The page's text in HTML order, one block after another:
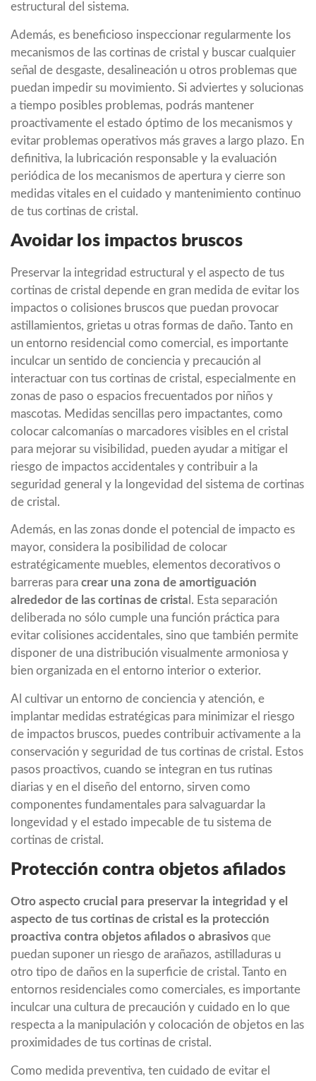
estructural del sistema.
Además, es beneficioso inspeccionar regularmente los
mecanismos de las cortinas de cristal y buscar cualquier
señal de desgaste, desalineación u otros problemas que
puedan impedir su movimiento. Si adviertes y solucionas
a tiempo posibles problemas, podrás mantener
proactivamente el estado óptimo de los mecanismos y
evitar problemas operativos más graves a largo plazo. En
definitiva, la lubricación responsable y la evaluación
periódica de los mecanismos de apertura y cierre son
medidas vitales en el cuidado y mantenimiento continuo
de tus cortinas de cristal.
Avoidar los impactos bruscos
Preservar la integridad estructural y el aspecto de tus
cortinas de cristal depende en gran medida de evitar los
impactos o colisiones bruscos que puedan provocar
astillamientos, grietas u otras formas de daño. Tanto en
un entorno residencial como comercial, es importante
inculcar un sentido de conciencia y precaución al
interactuar con tus cortinas de cristal, especialmente en
zonas de paso o espacios frecuentados por niños y
mascotas. Medidas sencillas pero impactantes, como
colocar calcomanías o marcadores visibles en el cristal
para mejorar su visibilidad, pueden ayudar a mitigar el
riesgo de impactos accidentales y contribuir a la
seguridad general y la longevidad del sistema de cortinas
de cristal.
Además, en las zonas donde el potencial de impacto es
mayor, considera la posibilidad de colocar
estratégicamente muebles, elementos decorativos o
barreras para crear una zona de amortiguación
alrededor de las cortinas de crista l. Esta separación
deliberada no sólo cumple una función práctica para
evitar colisiones accidentales, sino que también permite
disponer de una distribución visualmente armoniosa y
bien organizada en el entorno interior o exterior.
Al cultivar un entorno de conciencia y atención, e
implantar medidas estratégicas para minimizar el riesgo
de impactos bruscos, puedes contribuir activamente a la
conservación y seguridad de tus cortinas de cristal. Estos
pasos proactivos, cuando se integran en tus rutinas
diarias y en el diseño del entorno, sirven como
componentes fundamentales para salvaguardar la
longevidad y el estado impecable de tu sistema de
cortinas de cristal.
Protección contra objetos afilados
Otro aspecto crucial para preservar la integridad y el
aspecto de tus cortinas de cristal es la protección
proactiva contra objetos afilados o abrasivos que
puedan suponer un riesgo de arañazos, astilladuras u
otro tipo de daños en la superficie de cristal. Tanto en
entornos residenciales como comerciales, es importante
inculcar una cultura de precaución y cuidado en lo que
respecta a la manipulación y colocación de objetos en las
proximidades de tus cortinas de cristal.
Como medida preventiva, ten cuidado de evitar el